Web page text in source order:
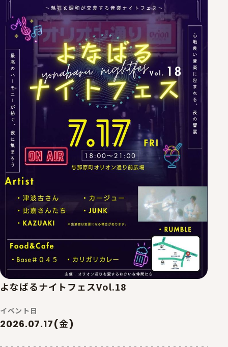
よなばるナイトフェスVol.18
イベント日
2026.07.17(金)